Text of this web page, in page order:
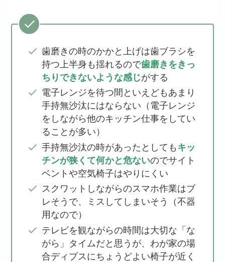
歯磨きの時のかかと上げは歯ブラシを
持つ上半身も揺れるので歯磨きをきっ
ちりできないような感じがする
電子レンジを待つ間といえどもあまり
手持無沙汰にはならない（電子レンジ
をしながら他のキッチン仕事をしてい
ることが多い）
手持無沙汰の時があったとしても キッ
チンが狭くて何かと危ないのでサイト
ベントや空気椅子はやりにくい
スクワットしながらのスマホ作業はブ
レそうで、ミスしてしまいそう（不器
用なので）
テレビを観ながらの時間は大切な「な
がら」タイムだと思うが、わが家の場
合ディプスにちょうどよい椅子が近く